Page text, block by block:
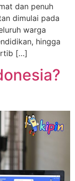
dan penuh
dimulai pada
warga
hingga
[…]